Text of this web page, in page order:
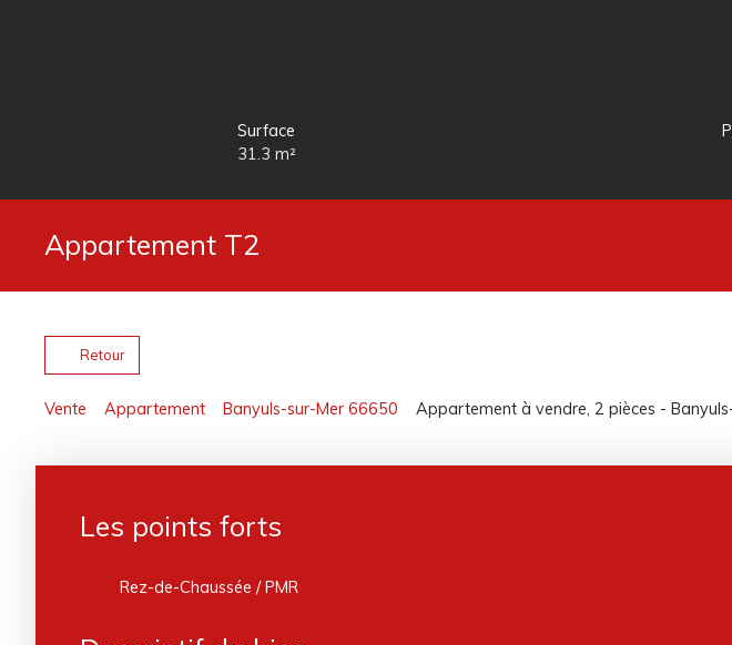
Surface
31.3 m²
Appartement T2
Retour
Vente Appartement Banyuls-sur-Mer 66650 Appartement à vendre, 2 pièces -
Les points forts
Rez-de-Chaussée / PMR